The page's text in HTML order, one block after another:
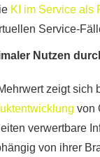
KI im Service als
Service-
Nutzen
zeigt sich
von
verwertbare
von ihrer